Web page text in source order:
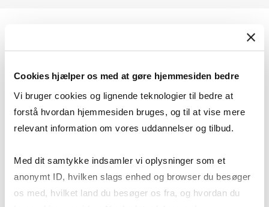
Cookies hjælper os med at gøre hjemmesiden bedre
Vi bruger cookies og lignende teknologier til bedre at
forstå hvordan hjemmesiden bruges, og til at vise mere
relevant information om vores uddannelser og tilbud.
Med dit samtykke indsamler vi oplysninger som et
anonymt ID, hvilken slags enhed og browser du besøger
os med, hvilket land du besøger os fra, og hvordan du